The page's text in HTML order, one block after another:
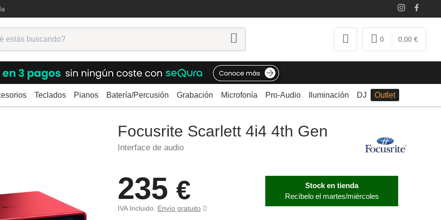
0 0,00 €
Teclados Pianos Batería/Percusión Grabación Microfonía Pro-Audio Iluminación DJ Outlet
Focusrite Scarlett 4i4 4th Gen
Focusrite Scarlett 4i4 4th Gen
Interface de audio
235 €
IVA Incluido. Envío gratuito
Stock en tienda
Recíbelo el martes/miércoles